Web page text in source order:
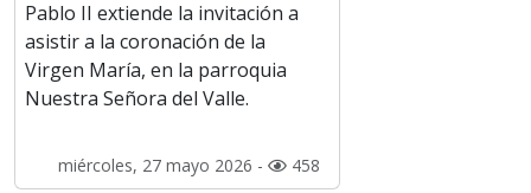
Pablo II extiende la invitación a
asistir a la coronación de la
Virgen María, en la parroquia
Nuestra Señora del Valle.
miércoles, 27 mayo 2026 - 458